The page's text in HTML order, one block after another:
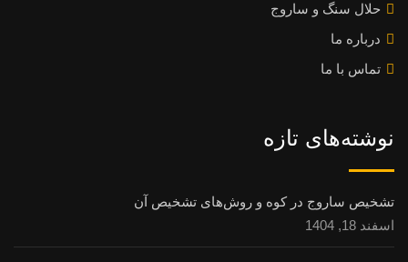
حلال سنگ و ساروج
درباره ما
تماس با ما
نوشته‌های تازه
تشخیص ساروج در کوه و روش‌های تشخیص آن
اسفند 18, 1404